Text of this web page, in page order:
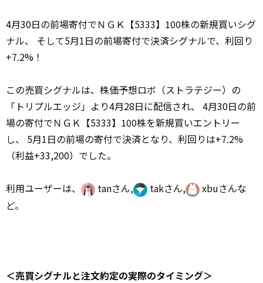
4月30日の前場寄付でＮＧＫ【5333】100株の新規買いシグ
ナル、 そして5月1日の前場寄付で決済シグナルで、利回り
+7.2%！
この売買シグナルは、株価予想ロボ（ストラテジー）の
「トリプルエッジ」より4月28日に配信され、 4月30日の前
場の寄付でＮＧＫ【5333】100株を新規買いエントリー
し、 5月1日の前場の寄付で決済となり、利回りは+7.2%
（利益+33,200）でした。
利用ユーザーは、 tanさん, takさん,
xbuさんな
ど。
＜売買シグナルと注文約定の実際のタイミング＞